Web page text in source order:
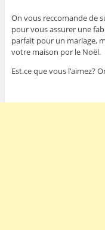
On vous reccomande de
pour vous assurer une
parfait pour un mariage,
votre maison por le Noël.
Est.ce que vous l’aimez?